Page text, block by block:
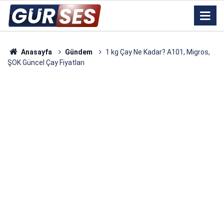
Anasayfa Gündem
1 kg Çay Ne Kadar? A101, Migros,
ŞOK Güncel Çay Fiyatları